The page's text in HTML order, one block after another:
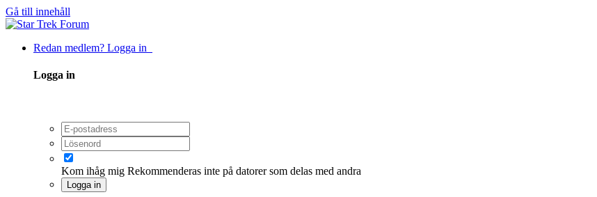
Gå till innehåll
Redan medlem? Logga in
Logga in
Kom ihåg mig Rekommenderas inte på datorer som delas med andra
Logga in